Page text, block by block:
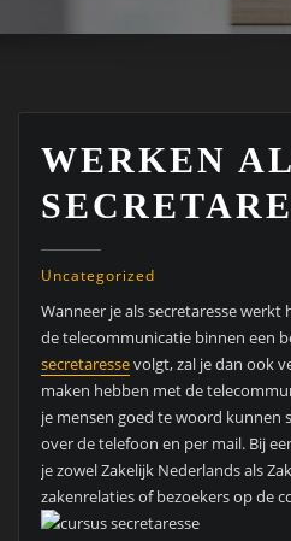
WERKEN
Uncategorized
Wanneer je als secretaresse
de telecommunicatie binnen een
secretaressevolgt, zal je dan ook
maken hebben met de
je mensen goed te woord kunnen
over de telefoon en per mail. Bij
je zowel Zakelijk Nederlands als
zakenrelaties of bezoekers op de